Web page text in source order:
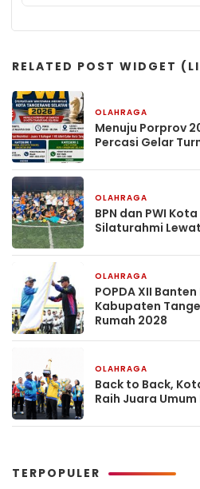
RELATED POST WIDGET
OLAHRAGA
Menuju Porprov
Percasi Gelar
OLAHRAGA
BPN dan PWI
Silaturahmi
OLAHRAGA
POPDA XII
Kabupaten
Rumah 2028
OLAHRAGA
Back to Back,
Raih Juara Umum
TERPOPULER